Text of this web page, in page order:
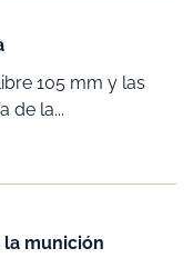
105 mm y las
de la...
la munición